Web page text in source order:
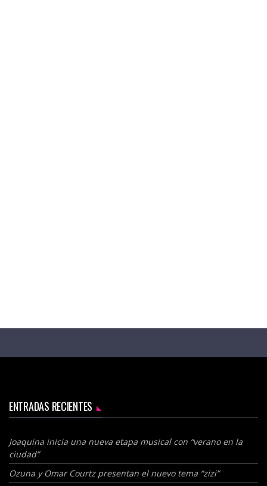
ENTRADAS RECIENTES
Joaquina inicia una nueva etapa musical con “verano en la
ciudad”
Ozuna y Omar Courtz presentan el nuevo tema “zizi”